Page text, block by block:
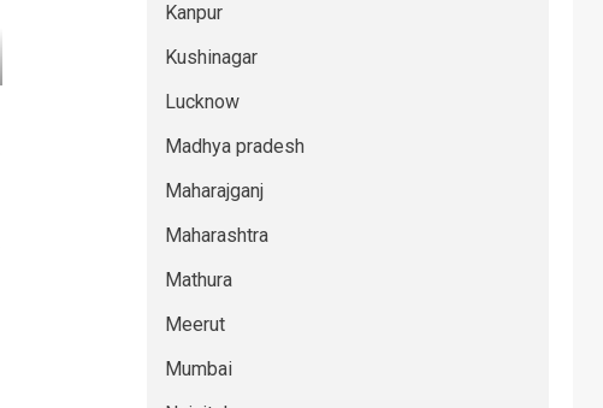
Kanpur
Kushinagar
Lucknow
Madhya pradesh
Maharajganj
Maharashtra
Mathura
Meerut
Mumbai